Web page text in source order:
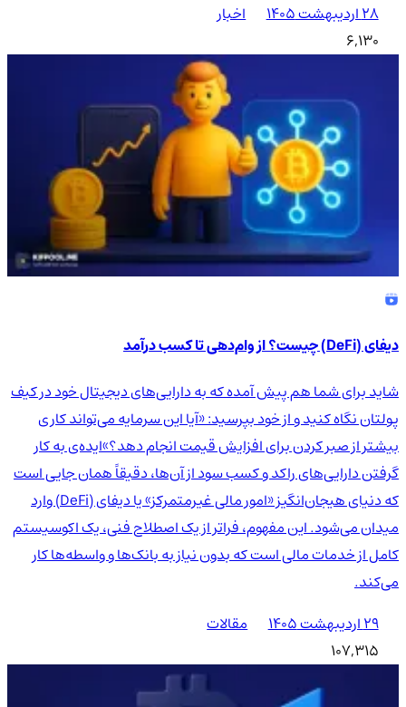
۲۸ اردیبهشت ۱۴۰۵
اخبار
6,130
دیفای (DeFi) چیست؟ از وام‌دهی تا کسب درآمد
شاید برای شما هم پیش آمده که به دارایی‌های دیجیتال خود در کیف
پولتان نگاه کنید و از خود بپرسید: «آیا این سرمایه می‌تواند کاری
بیشتر از صبر کردن برای افزایش قیمت انجام دهد؟»ایده‌ی به کار
گرفتن دارایی‌های راکد و کسب سود از آن‌ها، دقیقاً همان جایی است
که دنیای هیجان‌انگیز «امور مالی غیرمتمرکز» یا دیفای (DeFi) وارد
میدان می‌شود. این مفهوم، فراتر از یک اصطلاح فنی، یک اکوسیستم
کامل از خدمات مالی است که بدون نیاز به بانک‌ها و واسطه‌ها کار
می‌کند.
۲۹ اردیبهشت ۱۴۰۵
مقالات
107,315